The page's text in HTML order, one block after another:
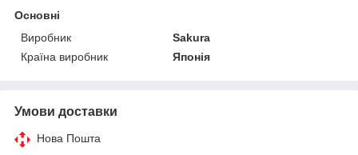
Основні
Виробник
Sakura
Країна виробник
Японія
Умови доставки
Нова Пошта